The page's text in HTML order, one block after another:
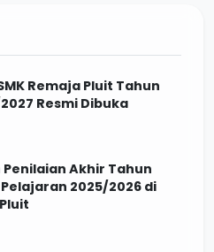
Remaja Pluit Tahun
Resmi Dibuka
Akhir Tahun
2025/2026 di